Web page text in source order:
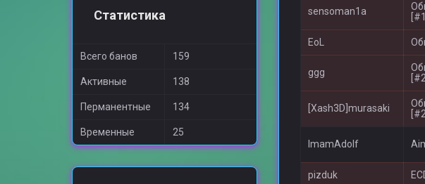
sensoman1a
EoL
ggg
[Xash3D]murasaki
[#2]
ImamAdolf
pizduk
Статистика
Всего банов 159
Активные 138
Перманентные 134
Временные 25